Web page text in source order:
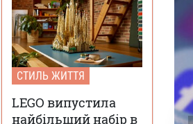
СТИЛЬ ЖИТТЯ
LEGO випустила
найбільший набір в